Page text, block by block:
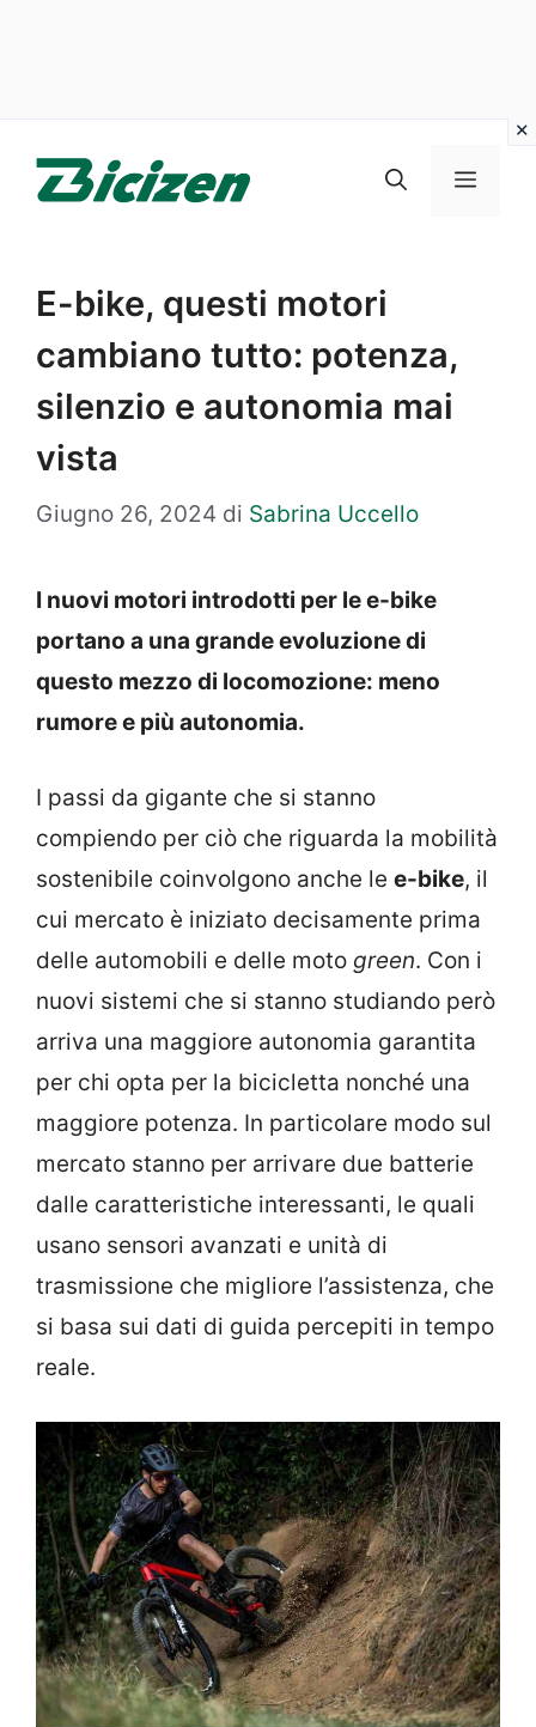
Menu
E-bike, questi motori
cambiano tutto: potenza,
silenzio e autonomia mai
vista
Giugno 26, 2024 di Sabrina Uccello
I nuovi motori introdotti per le e-bike
portano a una grande evoluzione di
questo mezzo di locomozione: meno
rumore e più autonomia.
I passi da gigante che si stanno
compiendo per ciò che riguarda la mobilità
sostenibile coinvolgono anche le e-bike, il
cui mercato è iniziato decisamente prima
delle automobili e delle moto green. Con i
nuovi sistemi che si stanno studiando però
arriva una maggiore autonomia garantita
per chi opta per la bicicletta nonché una
maggiore potenza. In particolare modo sul
mercato stanno per arrivare due batterie
dalle caratteristiche interessanti, le quali
usano sensori avanzati e unità di
trasmissione che migliore l’assistenza, che
si basa sui dati di guida percepiti in tempo
reale.